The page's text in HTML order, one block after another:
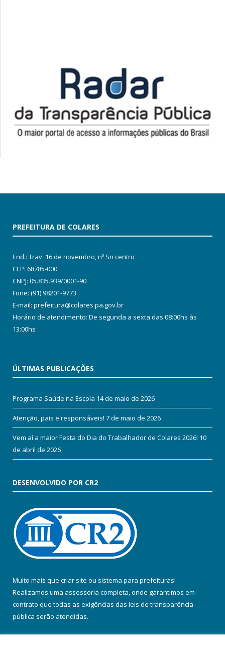
PREFEITURA DE COLARES
End.: Trav. 16 de novembro, nº Sn centro
CEP: 68785-000
CNPJ: 05.835.939/0001-90
Fone: (91) 98201-9773
E-mail: prefeitura@colares.pa.gov.br
Horário de atendimento: De segunda a sexta das 08:00hs às
13:00hs
ÚLTIMAS PUBLICAÇÕES
Programa Saúde na Escola 14 de maio de 2026
Atenção, pais e responsáveis! 7 de maio de 2026
Vem aí a maior Festa do Dia do Trabalhador de Colares 2026! 10
de abril de 2026
DESENVOLVIDO POR CR2
Muito mais que criar site ou sistema para prefeituras!
Realizamos uma assessoria completa, onde garantimos em
contrato que todas as exigências das leis de transparência
pública serão atendidas.